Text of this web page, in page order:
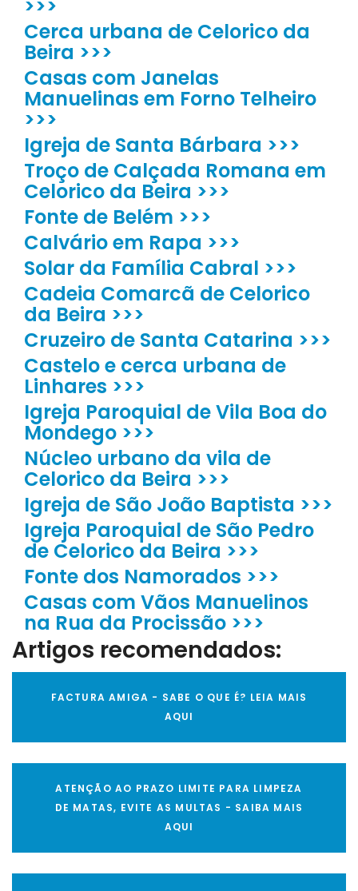
>>>
Cerca urbana de Celorico da
Beira >>>
Casas com Janelas
Manuelinas em Forno Telheiro
>>>
Igreja de Santa Bárbara >>>
Troço de Calçada Romana em
Celorico da Beira >>>
Fonte de Belém >>>
Calvário em Rapa >>>
Solar da Família Cabral >>>
Cadeia Comarcã de Celorico
da Beira >>>
Cruzeiro de Santa Catarina >>>
Castelo e cerca urbana de
Linhares >>>
Igreja Paroquial de Vila Boa do
Mondego >>>
Núcleo urbano da vila de
Celorico da Beira >>>
Igreja de São João Baptista >>>
Igreja Paroquial de São Pedro
de Celorico da Beira >>>
Fonte dos Namorados >>>
Casas com Vãos Manuelinos
na Rua da Procissão >>>
Artigos recomendados:
FACTURA AMIGA - SABE O QUE É? LEIA MAIS
AQUI
ATENÇÃO AO PRAZO LIMITE PARA LIMPEZA
DE MATAS, EVITE AS MULTAS - SAIBA MAIS
AQUI